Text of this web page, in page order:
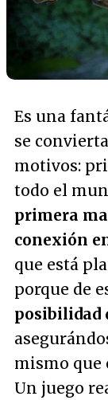
Es una
se
motivos:
todo el
primera
conexión
que está
porque de
posibilidad
mismo que
Un juego